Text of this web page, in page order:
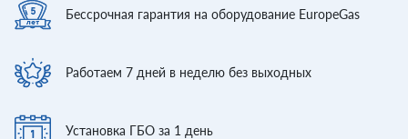
Бессрочная гарантия на оборудование EuropeGas
Работаем 7 дней в неделю без выходных
Установка ГБО за 1 день